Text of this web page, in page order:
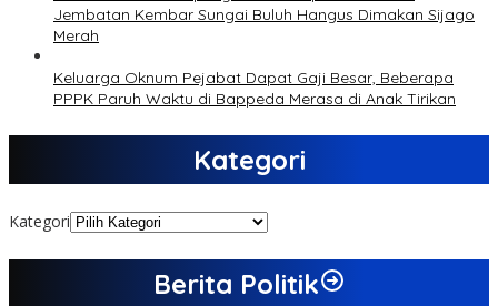
Jembatan Kembar Sungai Buluh Hangus Dimakan Sijago
Merah
Keluarga Oknum Pejabat Dapat Gaji Besar, Beberapa
PPPK Paruh Waktu di Bappeda Merasa di Anak Tirikan
Kategori
Kategori
Berita Politik